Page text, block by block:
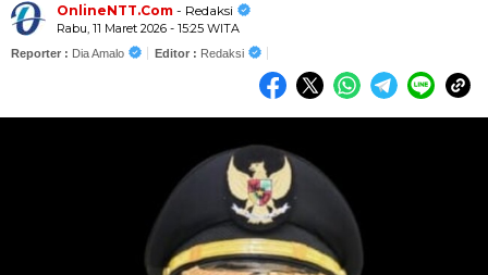
OnlineNTT.Com - Redaksi
Rabu, 11 Maret 2026 - 15:25 WITA
Reporter : Dia Amalo Editor : Redaksi